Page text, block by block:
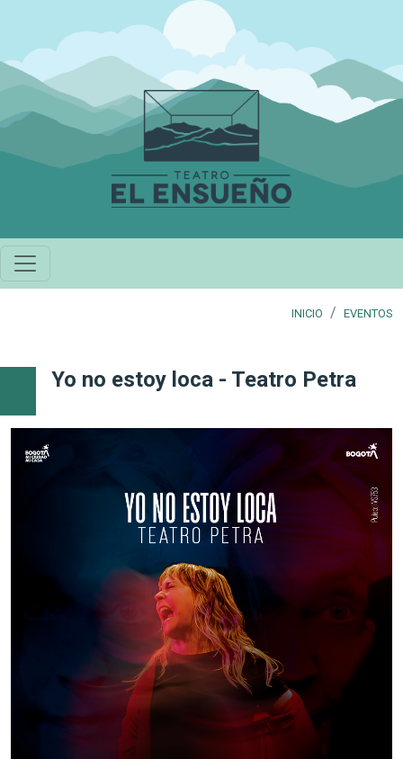
Pasar al contenido principal
INICIO EVENTOS
Yo no estoy loca - Teatro Petra